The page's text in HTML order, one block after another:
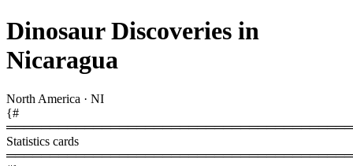
Dinosaur Discoveries in
Nicaragua
North America · NI
{#
Statistics cards